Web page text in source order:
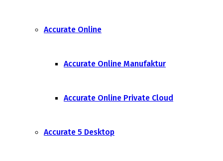
Accurate Online
Accurate Online Manufaktur
Accurate Online Private Cloud
Accurate 5 Desktop